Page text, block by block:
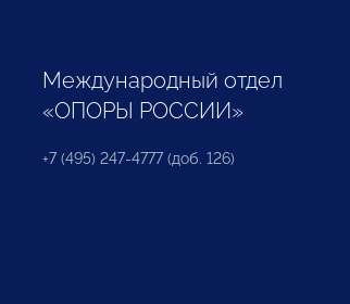
Международный отдел
«ОПОРЫ РОССИИ»
+7 (495) 247-4777 (доб. 126)